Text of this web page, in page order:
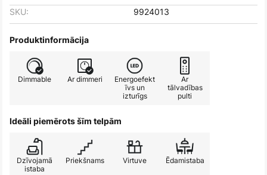
SKU:
9924013
Produktinformācija
Dimmable Ar dimmeri
Energoefekt
īvs un
izturīgs
Ar
tālvadības
pulti
Ideāli piemērots šīm telpām
Dzīvojamā
istaba
Priekšnams Virtuve Ēdamistaba